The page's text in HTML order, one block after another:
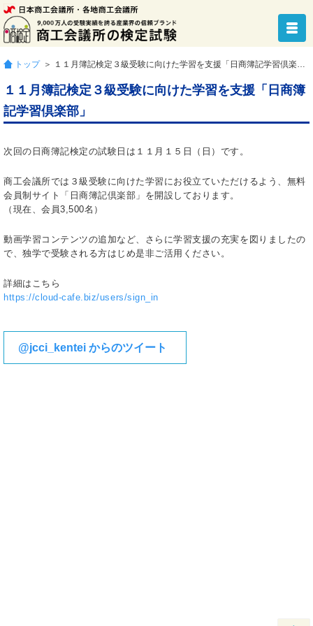
トップ ＞ １１月簿記検定３級受験に向けた学習を支援「日商簿記学習倶楽部」
１１月簿記検定３級受験に向けた学習を支援「日商簿
記学習倶楽部」
次回の日商簿記検定の試験日は１１月１５日（日）です。
商工会議所では３級受験に向けた学習にお役立ていただけるよう、無料
会員制サイト「日商簿記倶楽部」を開設しております。
（現在、会員3,500名）
動画学習コンテンツの追加など、さらに学習支援の充実を図りましたの
で、独学で受験される方はじめ是非ご活用ください。
詳細はこちら
https://cloud-cafe.biz/users/sign_in
@jcci_kentei からのツイート